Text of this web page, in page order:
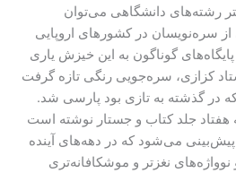
رشته‌های دانشگاهی می‌توان
سره‌نویسان در کشورهای اروپایی
گوناگون به این خیزش یاری
کزازی، سره‌جویی رنگی تازه گرفت
در گذشته به تازی بود پارسی شد.
هفتاد جلد کتاب و جستار نوشته است
می‌شود که در دهه‌های آینده
نغزتر و موشکافانه‌تری